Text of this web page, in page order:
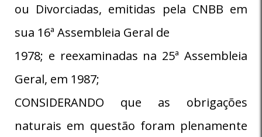
ou Divorciadas, emitidas pela CNBB em
sua 16ª Assembleia Geral de
1978; e reexaminadas na 25ª Assembleia
Geral, em 1987;
CONSIDERANDO que as obrigações
naturais em questão foram plenamente